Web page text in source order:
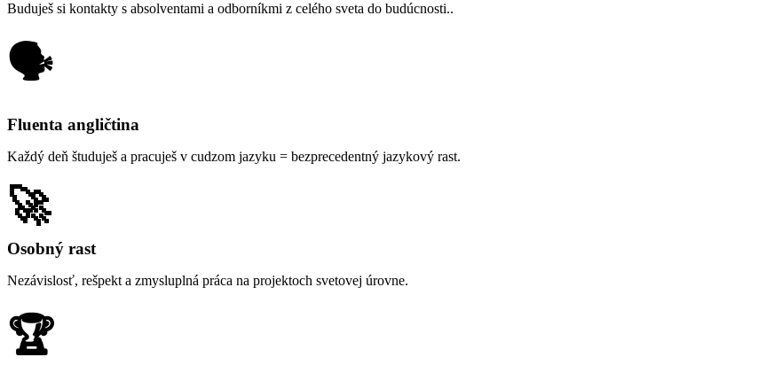
Buduješ si kontakty s absolventami a odborníkmi z celého sveta do budúcnosti..
🗣️
Fluenta angličtina
Každý deň študuješ a pracuješ v cudzom jazyku = bezprecedentný jazykový rast.
🚀
Osobný rast
Nezávislosť, rešpekt a zmysluplná práca na projektoch svetovej úrovne.
🏆